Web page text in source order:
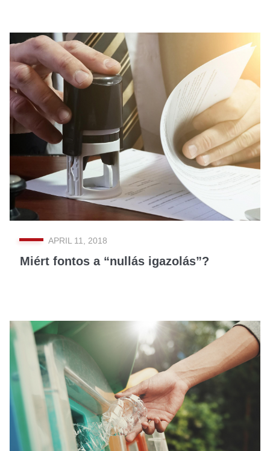
APRIL 11, 2018
Miért fontos a “nullás igazolás”?